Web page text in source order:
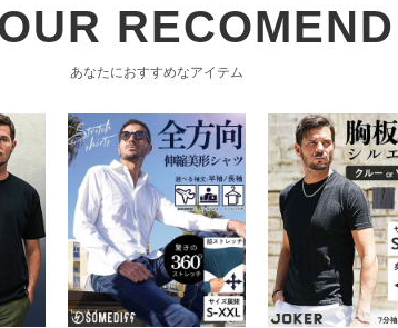
RECOMEND
あなたにおすすめなアイテム